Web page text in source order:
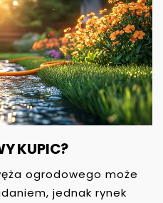
KUPIC?
ogrodowego może
jednak rynek